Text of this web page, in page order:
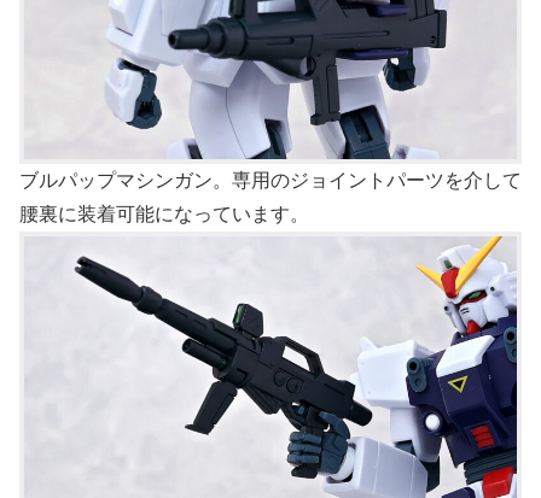
ブルパップマシンガン。専用のジョイントパーツを介して
腰裏に装着可能になっています。